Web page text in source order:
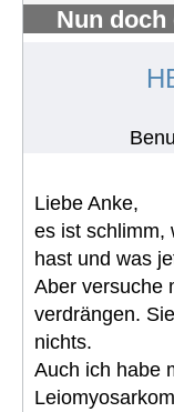
Nun
Liebe Anke,
es ist schlimm,
hast und was
Aber versuche
verdrängen.
nichts.
Auch ich habe